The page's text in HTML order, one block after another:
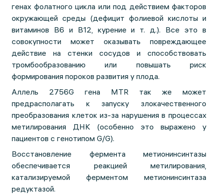
генах фолатного цикла или под действием факторов
окружающей среды (дефицит фолиевой кислоты и
витаминов В6 и В12, курение и т. д.). Все это в
совокупности может оказывать повреждающее
действие на стенки сосудов и способствовать
тромбообразованию или повышать риск
формирования пороков развития у плода.
Аллель 2756G гена MTR так же может
предрасполагать к запуску злокачественного
преобразования клеток из-за нарушения в процессах
метилирования ДНК (особенно это выражено у
пациентов с генотипом G/G).
Восстановление фермента метионинсинтазы
обеспечивается реакцией метилирования,
катализируемой ферментом метионинсинтаза
редуктазой.